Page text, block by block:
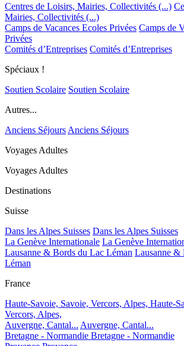
Centres de Loisirs, Mairies, Collectivités (...)
Mairies, Collectivités (...)
Camps de Vacances Ecoles Privées Camps de
Privées
Comités d’Entreprises Comités d’Entreprises
Spéciaux !
Soutien Scolaire Soutien Scolaire
Autres...
Anciens Séjours Anciens Séjours
Voyages Adultes
Voyages Adultes
Destinations
Suisse
Dans les Alpes Suisses Dans les Alpes Suisses
La Genève Internationale La Genève
Lausanne & Bords du Lac Léman Lausanne &
Léman
France
Haute-Savoie, Savoie, Vercors, Alpes, Haute-
Vercors, Alpes,
Auvergne, Cantal... Auvergne, Cantal...
Bretagne - Normandie Bretagne - Normandie